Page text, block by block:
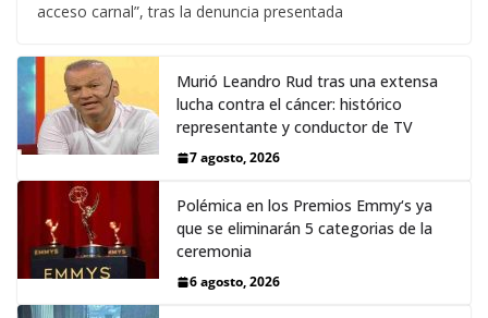
acceso carnal”, tras la denuncia presentada
Murió Leandro Rud tras una extensa
lucha contra el cáncer: histórico
representante y conductor de TV
7 agosto, 2026
Polémica en los Premios Emmy‘s ya
que se eliminarán 5 categorias de la
ceremonia
6 agosto, 2026